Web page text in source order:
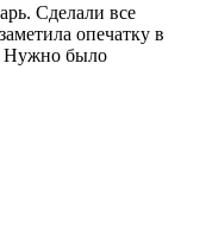
Сделали все
опечатку в
Нужно было